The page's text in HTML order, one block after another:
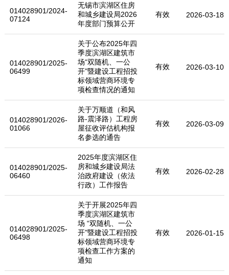
014028901/2024-
07124
无锡市滨湖区住房
和城乡建设局2026
年度部门预算公开
有效 2026-03-18
014028901/2025-
06499
关于公布2025年四
季度滨湖区建筑市
场“双随机、一公
开”暨建设工程招投
标领域营商环境专
项检查情况的通知
有效 2026-03-10
014028901/2026-
01066
关于万顺道（和风
路-震泽路）工程房
屋征收评估机构报
名参选的通告
有效 2026-03-09
014028901/2025-
06460
2025年度滨湖区住
房和城乡建设局法
治政府建设（依法
行政）工作报告
有效 2026-02-28
014028901/2025-
06498
关于开展2025年四
季度滨湖区建筑市
场 “双随机、一公
开”暨建设工程招投
标领域营商环境专
项检查工作方案的
通知
有效 2026-01-15